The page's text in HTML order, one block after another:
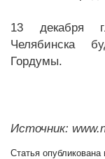
13 декабря
Челябинска
Гордумы.
Источник:
Статья опубликована